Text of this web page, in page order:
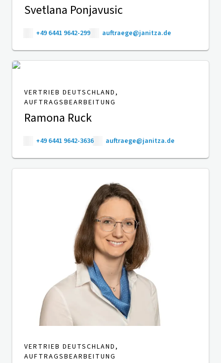
Svetlana Ponjavusic
+49 6441 9642-299 auftraege@janitza.de
VERTRIEB DEUTSCHLAND,
AUFTRAGSBEARBEITUNG
Ramona Ruck
+49 6441 9642-3636 auftraege@janitza.de
VERTRIEB DEUTSCHLAND,
AUFTRAGSBEARBEITUNG